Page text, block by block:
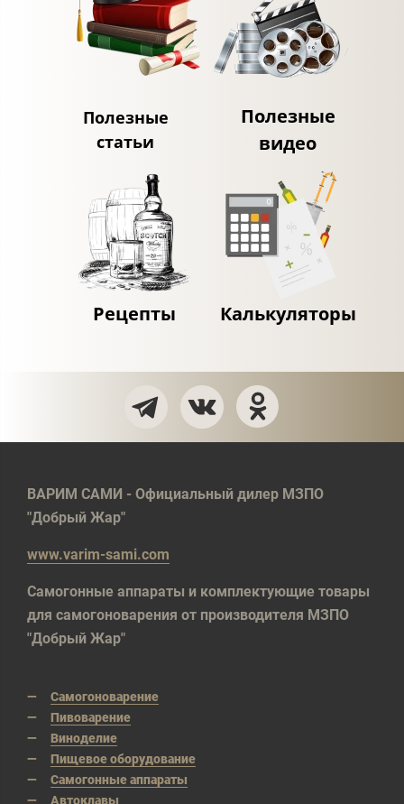
Полезные
статьи
Полезные
видео
Рецепты Калькуляторы
ВАРИМ САМИ - Официальный дилер МЗПО
"Добрый Жар"
www.varim-sami.com
Самогонные аппараты и комплектующие товары
для самогоноварения от производителя МЗПО
"Добрый Жар"
Самогоноварение
Пивоварение
Виноделие
Пищевое оборудование
Самогонные аппараты
Автоклавы